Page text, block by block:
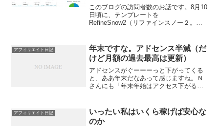
ーはリストラしてやったぞコノヤ
ロウ
このブログの訪問者数のお話です。8月10
日頃に、テンプレートを
RefineSnow2（リファインスノー２。
ィンガー。無料。）に変更しました。そ
うしたらですね...
アフィリエイト日記
年末ですな。アドセンス半減（だ
けど月額の過去最高は更新）
アドセンスがぐーーーっと下がってくる
と、ああ年末だなあって感じますね。Ｎ
さんにも「年末年始はアクセス下がるも
たのですが、Ｎさんのところも下がって
ますね。過去にそれを知ら...
アフィリエイト日記
いったい私はいくら稼げば安心な
のか